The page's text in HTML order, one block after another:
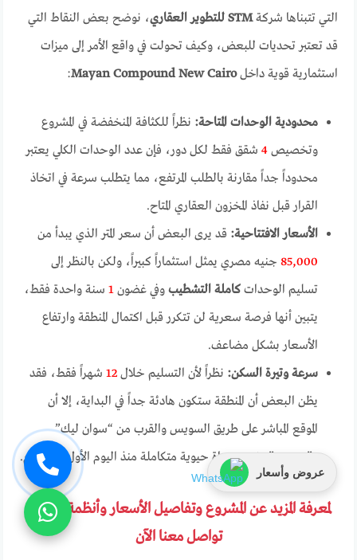
التي تتبناها شركةSTM للتطوير العقاري
، نوضح بعض النقاط التي
قد تعتبر تحديات للبعض، وكيف تحولت في واقع الأمر إلى ميزات
استثمارية قوية داخلMayan Compound New Cairo
:
محدودية الوحدات المتاحة: نظراً للكثافة المنخفضة في المشروع
وتخصيص4 شقق فقط لكل دور، فإن عدد الوحدات الكلي يعتبر
محدوداً جداً مقارنة بالطلب المرتفع، مما يتطلب سرعة في اتخاذ
القرار قبل نفاذ المخزون العقاري المتاح.
الأسعار الافتتاحية: قد يرى البعض أن سعر المتر الذي يبدأ من
85,000 جنيه مصري يمثل استثماراً كبيراً، ولكن بالنظر إلى
تسليم الوحداتكاملة التشطيب وفي غضون1 سنة واحدة فقط،
يتبين أنها فرصة سعرية لن تتكرر قبل اكتمال المنطقة وارتفاع
الأسعار بشكل مضاعف.
سرعة وتيرة السكن: نظراً لأن التسليم خلال12 شهراً فقط، فقد
يظن البعض أن المنطقة ستكون هادئة جداً في البداية، إلا أن
الموقع المباشر على طريق السويس والقرب من “سوان ليك”
و”مدينتي” يضمن حياة حيوية متكاملة منذ اليوم الأول للاستلام.
لمعرفة المزيد عن المشروع وتفاصيل الأسعار وأنظمة السداد
تواصل معنا الآن
عروض وأسعار